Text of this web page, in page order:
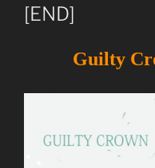
[END]
Guilty